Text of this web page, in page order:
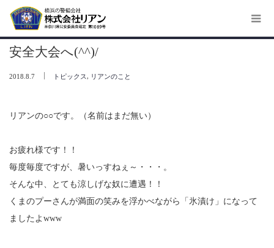
ホームトピックス, リアンのこと
安全大会へ(^^)/
2018.8.7 トピックス リアンのこと
リアンの○○です。（名前はまだ無い）
お疲れ様です！！
毎度毎度ですが、暑いっすねぇ～・・・。
そんな中、とても涼しげな奴に遭遇！！
くまのプーさんが満面の笑みを浮かべながら「氷漬け」になって
ましたよwww